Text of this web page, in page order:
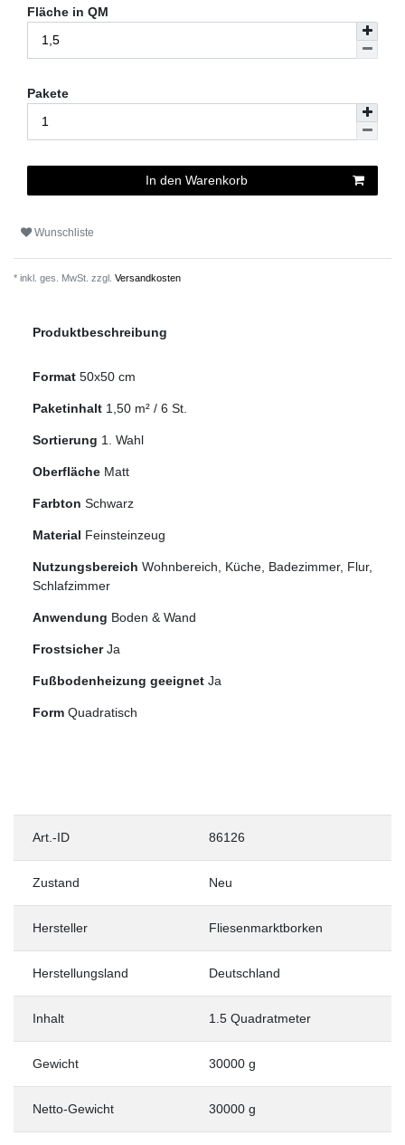
Fläche in QM
Pakete
In den Warenkorb
Wunschliste
* inkl. ges. MwSt. zzgl. Versandkosten
Produktbeschreibung
Format 50x50 cm
Paketinhalt 1,50 m² / 6 St.
Sortierung 1. Wahl
Oberfläche Matt
Farbton Schwarz
Material Feinsteinzeug
Nutzungsbereich Wohnbereich, Küche, Badezimmer, Flur,
Schlafzimmer
Anwendung Boden & Wand
Frostsicher Ja
Fußbodenheizung geeignet Ja
Form Quadratisch
Art.-ID 86126
Zustand Neu
Hersteller Fliesenmarktborken
Herstellungsland Deutschland
Inhalt 1.5 Quadratmeter
Gewicht 30000 g
Netto-Gewicht 30000 g